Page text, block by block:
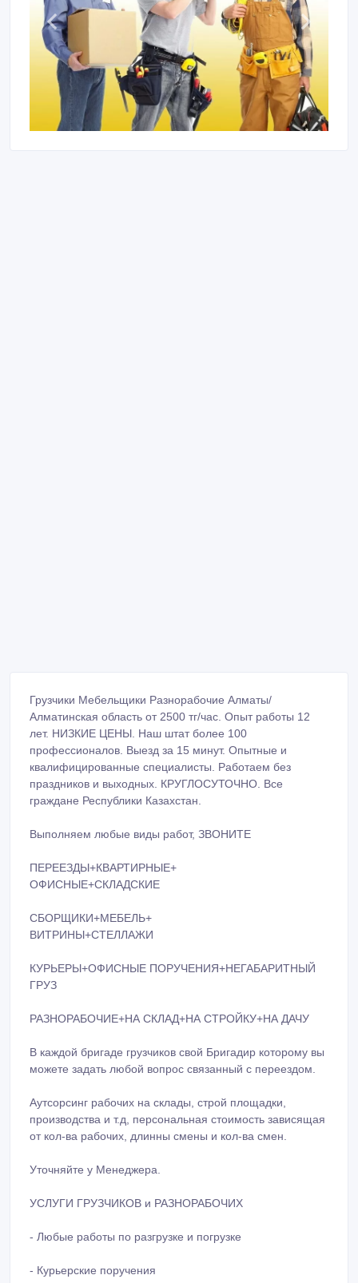
Грузчики Мебельщики Разнорабочие Алматы/
Алматинская область от 2500 тг/час. Опыт работы 12
лет. НИЗКИЕ ЦЕНЫ. Наш штат более 100
профессионалов. Выезд за 15 минут. Опытные и
квалифицированные специалисты. Работаем без
праздников и выходных. КРУГЛОСУТОЧНО. Все
граждане Республики Казахстан.
Выполняем любые виды работ, ЗВОНИТЕ
ПЕРЕЕЗДЫ+КВАРТИРНЫЕ+
ОФИСНЫЕ+СКЛАДСКИЕ
СБОРЩИКИ+МЕБЕЛЬ+
ВИТРИНЫ+СТЕЛЛАЖИ
КУРЬЕРЫ+ОФИСНЫЕ ПОРУЧЕНИЯ+НЕГАБАРИТНЫЙ
ГРУЗ
РАЗНОРАБОЧИЕ+НА СКЛАД+НА СТРОЙКУ+НА ДАЧУ
В каждой бригаде грузчиков свой Бригадир которому вы
можете задать любой вопрос связанный с переездом.
Аутсорсинг рабочих на склады, строй площадки,
производства и т.д, персональная стоимость зависящая
от кол-ва рабочих, длинны смены и кол-ва смен.
Уточняйте у Менеджера.
УСЛУГИ ГРУЗЧИКОВ и РАЗНОРАБОЧИХ
- Любые работы по разгрузке и погрузке
- Курьерские поручения